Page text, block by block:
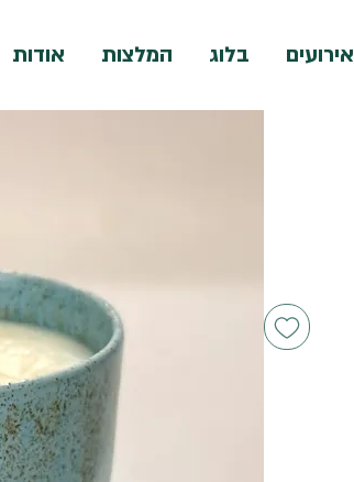
אירועים בלוג המלצות אודות